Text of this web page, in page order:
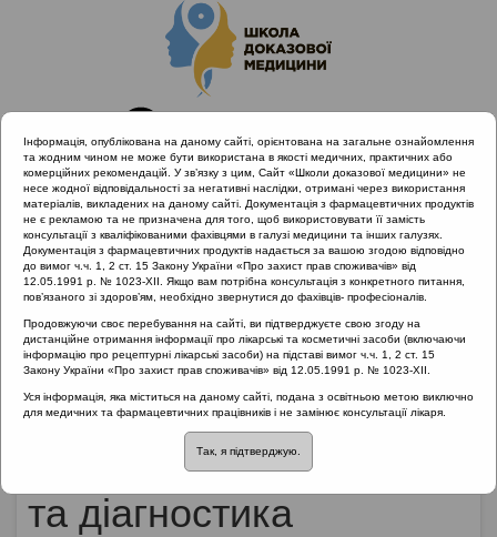
Головна Матеріали за МКХ-11
02 Новоутворення
Клінічний випадок: Пухлина ЛОР-органів. Помилкове
лікування та діагностика
Клінічний випадок:
Пухлина ЛОР-органів.
Помилкове лікування
та діагностика
Інформація, опублікована на даному сайті, орієнтована на загальне ознайомлення
та жодним чином не може бути використана в якості медичних, практичних або
комерційних рекомендацій. У зв’язку з цим, Сайт «Школи доказової медицини» не
несе жодної відповідальності за негативні наслідки, отримані через використання
матеріалів, викладених на даному сайті. Документація з фармацевтичних продуктів
не є рекламою та не призначена для того, щоб використовувати її замість
консультації з кваліфікованими фахівцями в галузі медицини та інших галузях.
Документація з фармацевтичних продуктів надається за вашою згодою відповідно
до вимог ч.ч. 1, 2 ст. 15 Закону України «Про захист прав споживачів» від
12.05.1991 р. № 1023-XII. Якщо вам потрібна консультація з конкретного питання,
пов’язаного зі здоров’ям, необхідно звернутися до фахівців- професіоналів.
Продовжуючи своє перебування на сайті, ви підтверджуєте свою згоду на
дистанційне отримання інформації про лікарські та косметичні засоби (включаючи
інформацію про рецептурні лікарські засоби) на підставі вимог ч.ч. 1, 2 ст. 15
Закону України «Про захист прав споживачів» від 12.05.1991 р. № 1023-XII.
Уся інформація, яка міститься на даному сайті, подана з освітньою метою виключно
для медичних та фармацевтичних працівників і не замінює консультації лікаря.
Так, я підтверджую.